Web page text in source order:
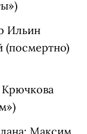
Ильин
(посмертно)